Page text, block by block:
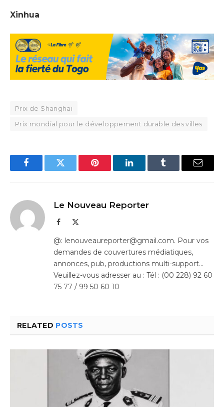
Xinhua
Prix de Shanghai
Prix mondial pour le développement durable des villes
FacebookTwitter Pinterest LinkedInTumblr Email
Le Nouveau Reporter
Facebook
@: lenouveaureporter@gmail.com. Pour vos
demandes de couvertures médiatiques,
annonces, pub, productions multi-support…
Veuillez-vous adresser au : Tél : (00 228) 92 60
75 77 / 99 50 60 10
RELATED POSTS